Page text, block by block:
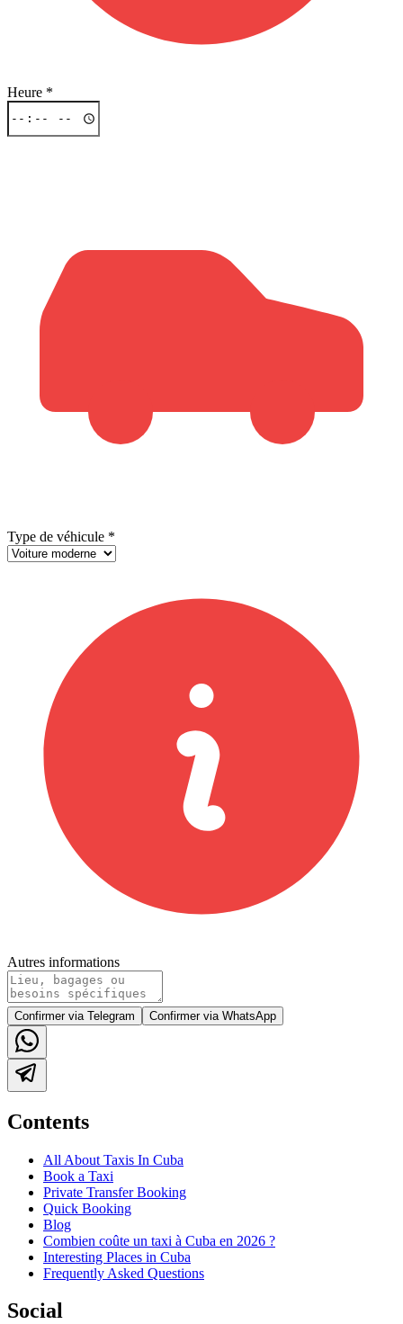
Heure *
Type de véhicule *
Autres informations
Confirmer via Telegram Confirmer via WhatsApp
Contents
All About Taxis In Cuba
Book a Taxi
Private Transfer Booking
Quick Booking
Blog
Combien coûte un taxi à Cuba en 2026 ?
Interesting Places in Cuba
Frequently Asked Questions
Social